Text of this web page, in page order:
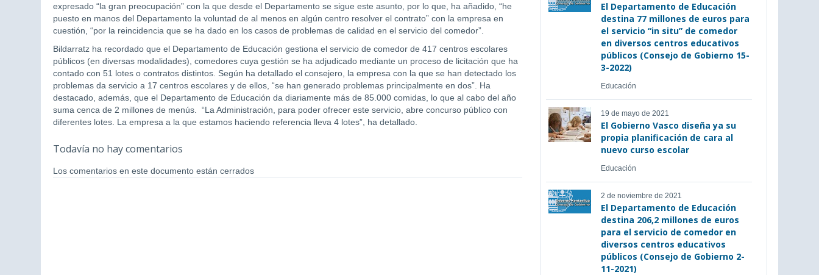
expresado “la gran preocupación” con la que desde el Departamento se sigue este asunto, por lo que, ha añadido, “he
puesto en manos del Departamento la voluntad de al menos en algún centro resolver el contrato” con la empresa en
cuestión, “por la reincidencia que se ha dado en los casos de problemas de calidad en el servicio del comedor”.
Bildarratz ha recordado que el Departamento de Educación gestiona el servicio de comedor de 417 centros escolares
públicos (en diversas modalidades), comedores cuya gestión se ha adjudicado mediante un proceso de licitación que ha
contado con 51 lotes o contratos distintos. Según ha detallado el consejero, la empresa con la que se han detectado los
problemas da servicio a 17 centros escolares y de ellos, “se han generado problemas principalmente en dos”. Ha
destacado, además, que el Departamento de Educación da diariamente más de 85.000 comidas, lo que al cabo del año
suma cenca de 2 millones de menús. “La Administración, para poder ofrecer este servicio, abre concurso público con
diferentes lotes. La empresa a la que estamos haciendo referencia lleva 4 lotes”, ha detallado.
Todavía no hay comentarios
Los comentarios en este documento están cerrados
El Departamento de Educación
destina 77 millones de euros para
el servicio “in situ” de comedor
en diversos centros educativos
públicos (Consejo de Gobierno 15-
3-2022)
Educación
19 de mayo de 2021
El Gobierno Vasco diseña ya su
propia planificación de cara al
nuevo curso escolar
Educación
2 de noviembre de 2021
El Departamento de Educación
destina 206,2 millones de euros
para el servicio de comedor en
diversos centros educativos
públicos (Consejo de Gobierno 2-
11-2021)